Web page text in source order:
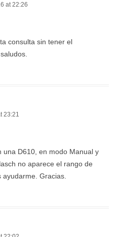
at 22:26
consulta sin tener el
23:21
una D610, en modo Manual y
no aparece el rango de
Gracias.